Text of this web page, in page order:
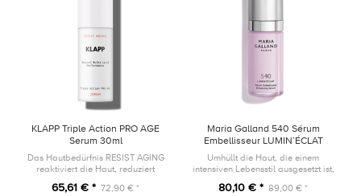
KLAPP Triple Action PRO AGE
Serum 30ml
Das Hautbedürfnis RESIST AGING
reaktiviert die Haut, reduziert
65,61 € * 72,90 € *
Maria Galland 540 Sérum
Embellisseur LUMIN’ÉCLAT
30ml
Umhüllt die Haut, die einem
intensiven Lebensstil ausgesetzt ist,
80,10 € * 89,00 € *